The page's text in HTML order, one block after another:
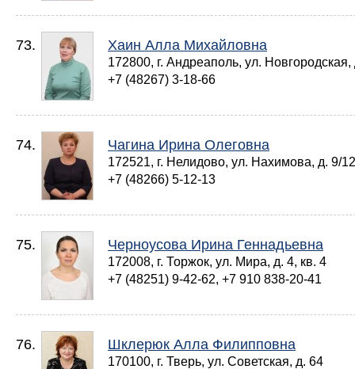
73. Хаин Алла Михайловна
172800, г. Андреаполь, ул. Новгородская,
+7 (48267) 3-18-66
74. Чагина Ирина Олеговна
172521, г. Нелидово, ул. Нахимова, д. 9/12
+7 (48266) 5-12-13
75. Черноусова Ирина Геннадьевна
172008, г. Торжок, ул. Мира, д. 4, кв. 4
+7 (48251) 9-42-62, +7 910 838-20-41
76. Шклерюк Алла Филипповна
170100, г. Тверь, ул. Советская, д. 64